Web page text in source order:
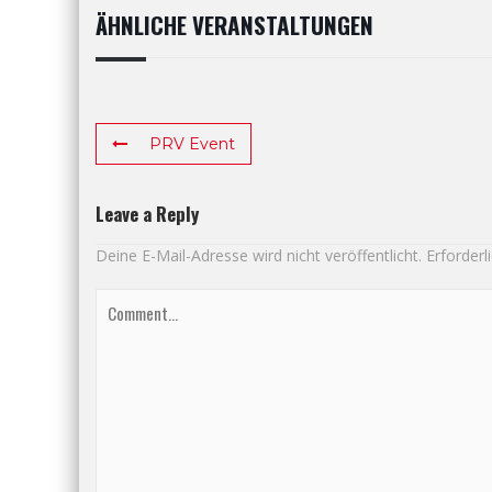
ÄHNLICHE VERANSTALTUNGEN
PRV Event
Leave a Reply
Deine E-Mail-Adresse wird nicht veröffentlicht.